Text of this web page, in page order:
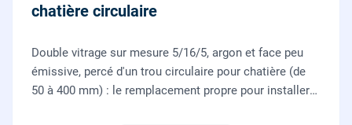
chatière circulaire
Double vitrage sur mesure 5/16/5, argon et face peu
émissive, percé d'un trou circulaire pour chatière (de
50 à 400 mm) : le remplacement propre pour installer